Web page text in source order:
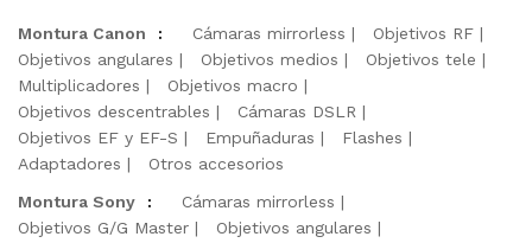
Montura Canon : Cámaras mirrorless
Objetivos RF
Objetivos angulares
Objetivos medios
Objetivos tele
Multiplicadores
Objetivos macro
Objetivos descentrables
Cámaras DSLR
Objetivos EF y EF-S
Empuñaduras
Flashes
Adaptadores
Otros accesorios
Montura Sony
:
Cámaras mirrorless
Objetivos G/G Master
Objetivos angulares